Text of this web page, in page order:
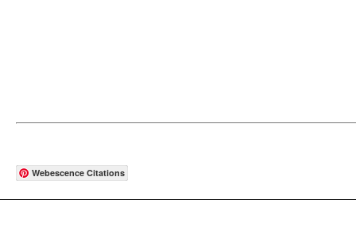
Webescence Citations